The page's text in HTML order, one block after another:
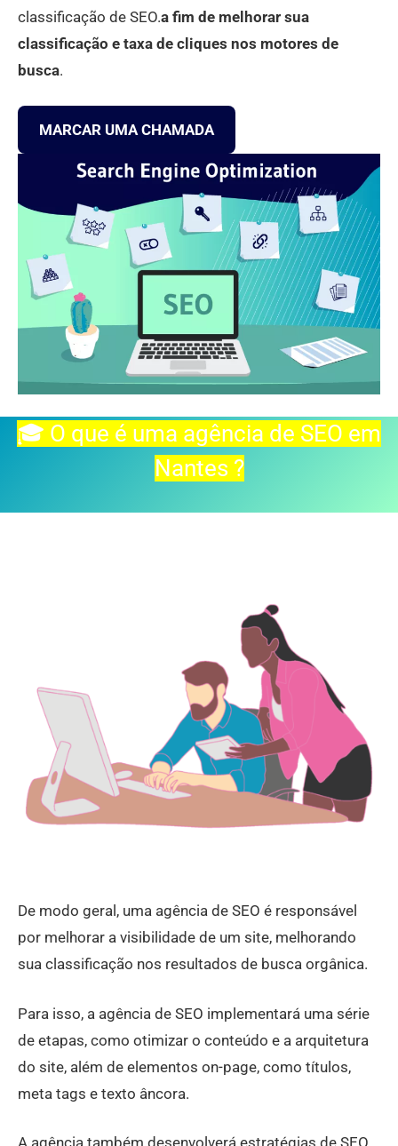
classificação de SEO.a fim de melhorar sua
classificação e taxa de cliques nos motores de
busca.
MARCAR UMA CHAMADA
🎓 O que é uma agência de SEO em
Nantes ?
De modo geral, uma agência de SEO é responsável
por melhorar a visibilidade de um site, melhorando
sua classificação nos resultados de busca orgânica.
Para isso, a agência de SEO implementará uma série
de etapas, como otimizar o conteúdo e a arquitetura
do site, além de elementos on-page, como títulos,
meta tags e texto âncora.